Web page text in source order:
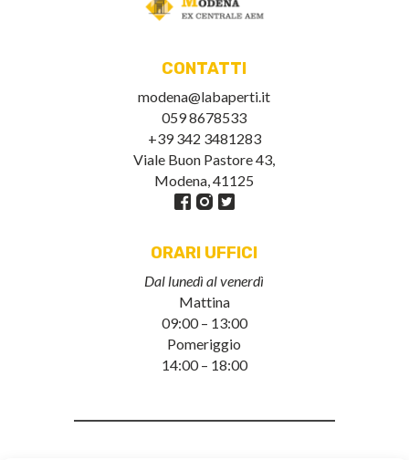
CONTATTI
modena@labaperti.it
059 8678533
+39 342 3481283
Viale Buon Pastore 43,
Modena, 41125
ORARI UFFICI
Dal lunedì al venerdì
Mattina
09:00 – 13:00
Pomeriggio
14:00 – 18:00